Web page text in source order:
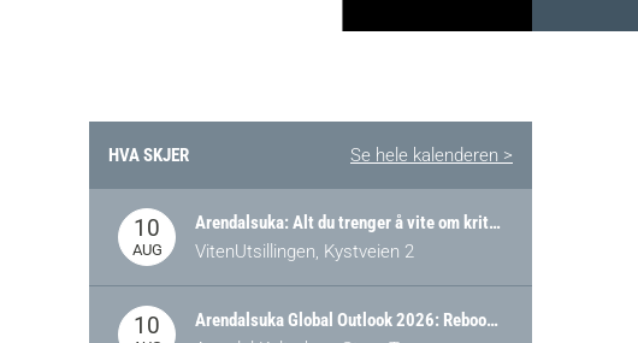
HVA SKJER Se hele kalenderen >
10
AUG
Arendalsuka: Alt du trenger å vite om kritiske og strategiske verdikjeder i Norge
VitenUtsillingen, Kystveien 2
10
Arendalsuka Global Outlook 2026: Rebooting Democracy for a New World Order